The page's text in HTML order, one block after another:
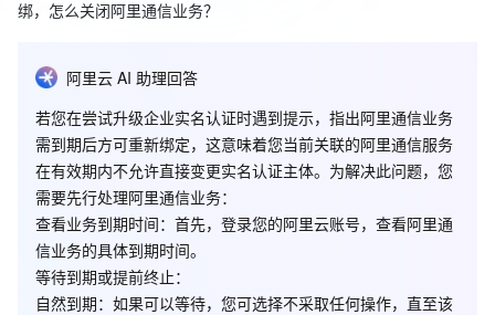
绑，怎么关闭阿里通信业务？
阿里云 AI 助理回答
若您在尝试升级企业实名认证时遇到提示，指出阿里通信业务
需到期后方可重新绑定，这意味着您当前关联的阿里通信服务
在有效期内不允许直接变更实名认证主体。为解决此问题，您
需要先行处理阿里通信业务：
查看业务到期时间：首先，登录您的阿里云账号，查看阿里通
信业务的具体到期时间。
等待到期或提前终止：
自然到期：如果可以等待，您可选择不采取任何操作，直至该